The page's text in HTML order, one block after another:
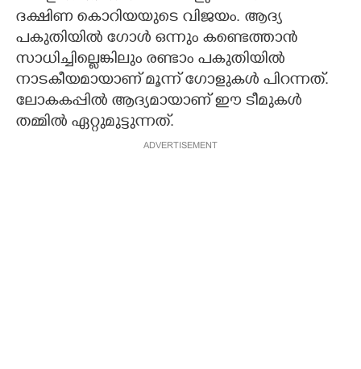
CONTACT US
ദക്ഷിണ കൊറിയയുടെ വിജയം. ആദ്യ
പകുതിയിൽ ഗോൾ ഒന്നും കണ്ടെത്താൻ
സാധിച്ചില്ലെങ്കിലും രണ്ടാം പകുതിയിൽ
നാടകീയമായാണ് മൂന്ന് ഗോളുകൾ പിറന്നത്.
ലോകകപ്പിൽ ആദ്യമായാണ് ഈ ടീമുകൾ
തമ്മിൽ ഏറ്റുമുട്ടുന്നത്.
ADVERTISEMENT